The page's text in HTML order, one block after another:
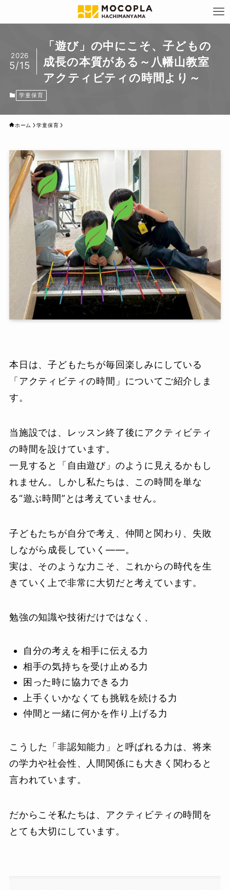
「遊び」の中にこそ、子どもの
成長の本質がある～八幡山教室
アクティビティの時間より～
2026
5/15
学童保育
ホーム 学童保育
本日は、子どもたちが毎回楽しみにしている
「アクティビティの時間」についてご紹介しま
す。
当施設では、レッスン終了後にアクティビティ
の時間を設けています。
一見すると「自由遊び」のように見えるかもし
れません。しかし私たちは、この時間を単な
る“遊ぶ時間”とは考えていません。
子どもたちが自分で考え、仲間と関わり、失敗
しながら成長していく――。
実は、そのような力こそ、これからの時代を生
きていく上で非常に大切だと考えています。
勉強の知識や技術だけではなく、
自分の考えを相手に伝える力
相手の気持ちを受け止める力
困った時に協力できる力
上手くいかなくても挑戦を続ける力
仲間と一緒に何かを作り上げる力
こうした「非認知能力」と呼ばれる力は、将来
の学力や社会性、人間関係にも大きく関わると
言われています。
だからこそ私たちは、アクティビティの時間を
とても大切にしています。